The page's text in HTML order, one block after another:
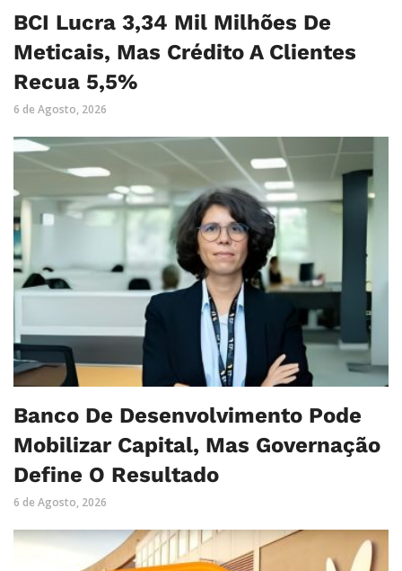
BCI Lucra 3,34 Mil Milhões De
Meticais, Mas Crédito A Clientes
Recua 5,5%
6 de Agosto, 2026
Banco De Desenvolvimento Pode
Mobilizar Capital, Mas Governação
Define O Resultado
6 de Agosto, 2026